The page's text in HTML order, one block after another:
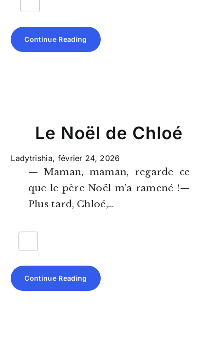
Continue Reading
Le Noël de Chloé
Ladytrishia, février 24, 2026
— Maman, maman, regarde ce
que le père Noël m’a ramené !—
Plus tard, Chloé,…
Continue Reading